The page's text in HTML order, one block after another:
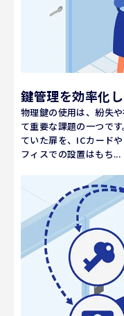
鍵管理を効率化
物理鍵の使用は、紛失
て重要な課題の一つで
ていた扉を、ICカード
フィスでの設置はもち...